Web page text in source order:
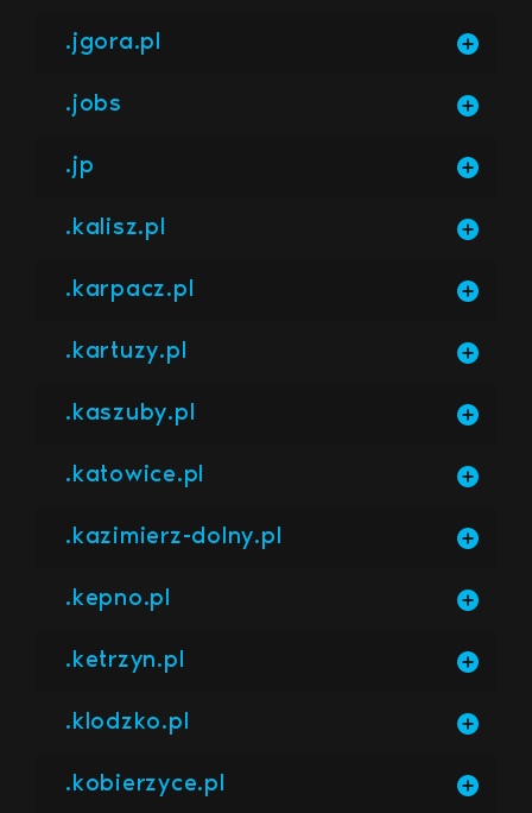
.jgora.pl
.jobs
.jp
.kalisz.pl
.karpacz.pl
.kartuzy.pl
.kaszuby.pl
.katowice.pl
.kazimierz-dolny.pl
.kepno.pl
.ketrzyn.pl
.klodzko.pl
.kobierzyce.pl